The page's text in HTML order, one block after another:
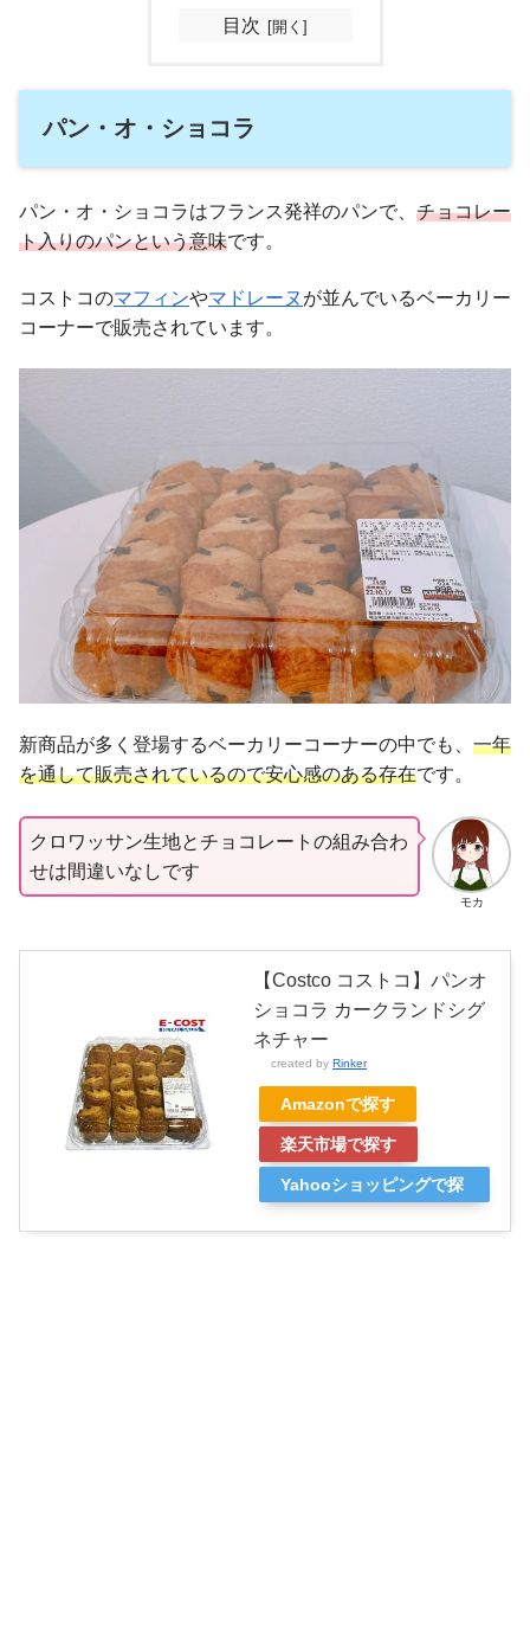
目次
パン・オ・ショコラ
パン・オ・ショコラはフランス発祥のパンで、 チョコレー
ト入りのパンという意味です。
コストコのマフィンやマドレーヌ が並んでいるベーカリー
コーナーで販売されています。
新商品が多く登場するベーカリーコーナーの中でも、 一年
を通して販売されているので安心感のある存在です。
モカ
クロワッサン生地とチョコレートの組み合わ
せは間違いなしです
【Costco コストコ】パンオ
ショコラ カークランドシグ
ネチャー
created by Rinker
Amazonで探す
楽天市場で探す
Yahooショッピングで探